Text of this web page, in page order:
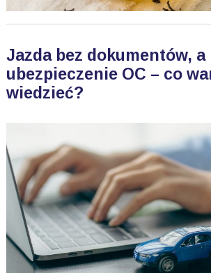
Jazda bez dokumentów, a
ubezpieczenie OC – co
wiedzieć?